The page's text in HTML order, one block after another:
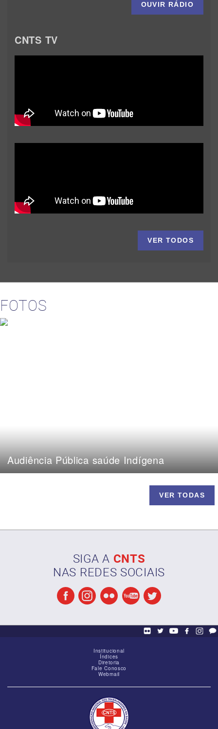
OUVIR RÁDIO
CNTS TV
VER TODOS
FOTOS
Audiência Pública saúde Indígena
VER TODAS
SIGA A CNTS
NAS REDES SOCIAIS
Institucional
Índices
Diretoria
Fale Conosco
Webmail